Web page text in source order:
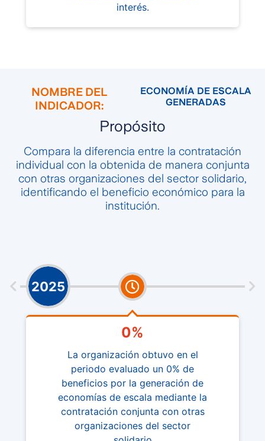
interés.
NOMBRE DEL
INDICADOR:
ECONOMÍA DE ESCALA
GENERADAS
Propósito
Compara la diferencia entre la contratación
individual con la obtenida de manera conjunta
con otras organizaciones del sector solidario,
identificando el beneficio económico para la
institución.
2025
0%
La organización obtuvo en el
periodo evaluado un 0% de
beneficios por la generación de
economías de escala mediante la
contratación conjunta con otras
organizaciones del sector